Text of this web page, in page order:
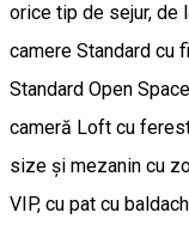
orice tip de sejur, de
camere Standard cu
Standard Open
cameră Loft cu
size și mezanin cu
VIP, cu pat cu